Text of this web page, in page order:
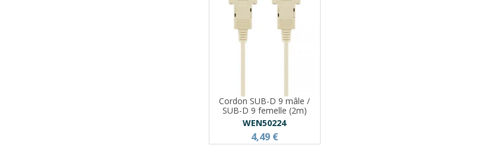
Cordon SUB-D 9 mâle /
SUB-D 9 femelle (2m)
WEN50224
4,49 €